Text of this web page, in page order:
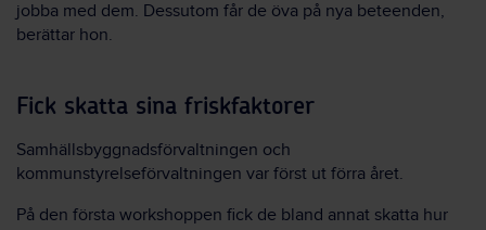
jobba med dem. Dessutom får de öva på nya beteenden,
berättar hon.
Fick skatta sina friskfaktorer
Samhällsbyggnadsförvaltningen och
kommunstyrelseförvaltningen var först ut förra året.
På den första workshoppen fick de bland annat skatta hur